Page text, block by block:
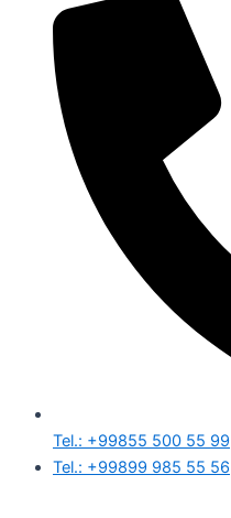
Tel.: +99855 500 55 99
Tel.: +99899 985 55 56